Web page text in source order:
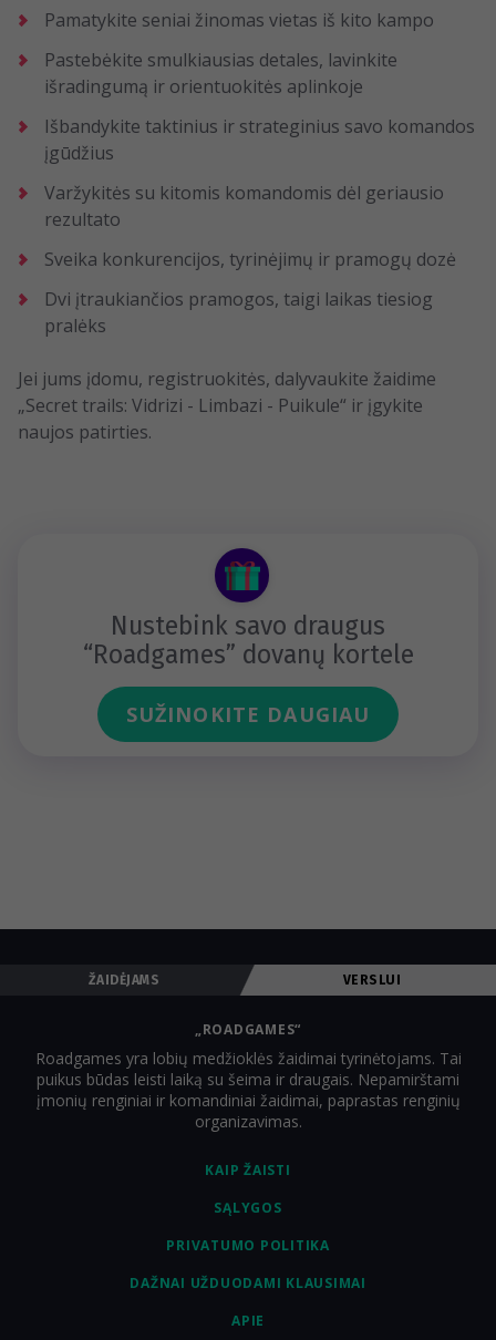
Pamatykite seniai žinomas vietas iš kito kampo
Pastebėkite smulkiausias detales, lavinkite
išradingumą ir orientuokitės aplinkoje
Išbandykite taktinius ir strateginius savo komandos
įgūdžius
Varžykitės su kitomis komandomis dėl geriausio
rezultato
Sveika konkurencijos, tyrinėjimų ir pramogų dozė
Dvi įtraukiančios pramogos, taigi laikas tiesiog
pralėks
Jei jums įdomu, registruokitės, dalyvaukite žaidime
„Secret trails: Vidrizi - Limbazi - Puikule“ ir įgykite
naujos patirties.
Nustebink savo draugus
“Roadgames” dovanų kortele
SUŽINOKITE DAUGIAU
ŽAIDĖJAMS VERSLUI
KAIP ŽAISTI
SĄLYGOS
PRIVATUMO POLITIKA
DAŽNAI UŽDUODAMI KLAUSIMAI
APIE
„ROADGAMES“
Roadgames yra lobių medžioklės žaidimai tyrinėtojams. Tai
puikus būdas leisti laiką su šeima ir draugais. Nepamirštami
įmonių renginiai ir komandiniai žaidimai, paprastas renginių
organizavimas.